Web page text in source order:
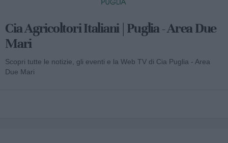
Cia Agricoltori Italiani | Puglia - Area Due
Mari
Scopri tutte le notizie, gli eventi e la Web TV di Cia Puglia - Area
Due Mari